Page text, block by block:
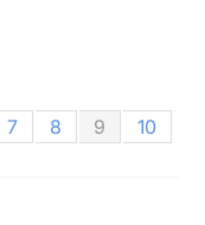
7 8 9
10